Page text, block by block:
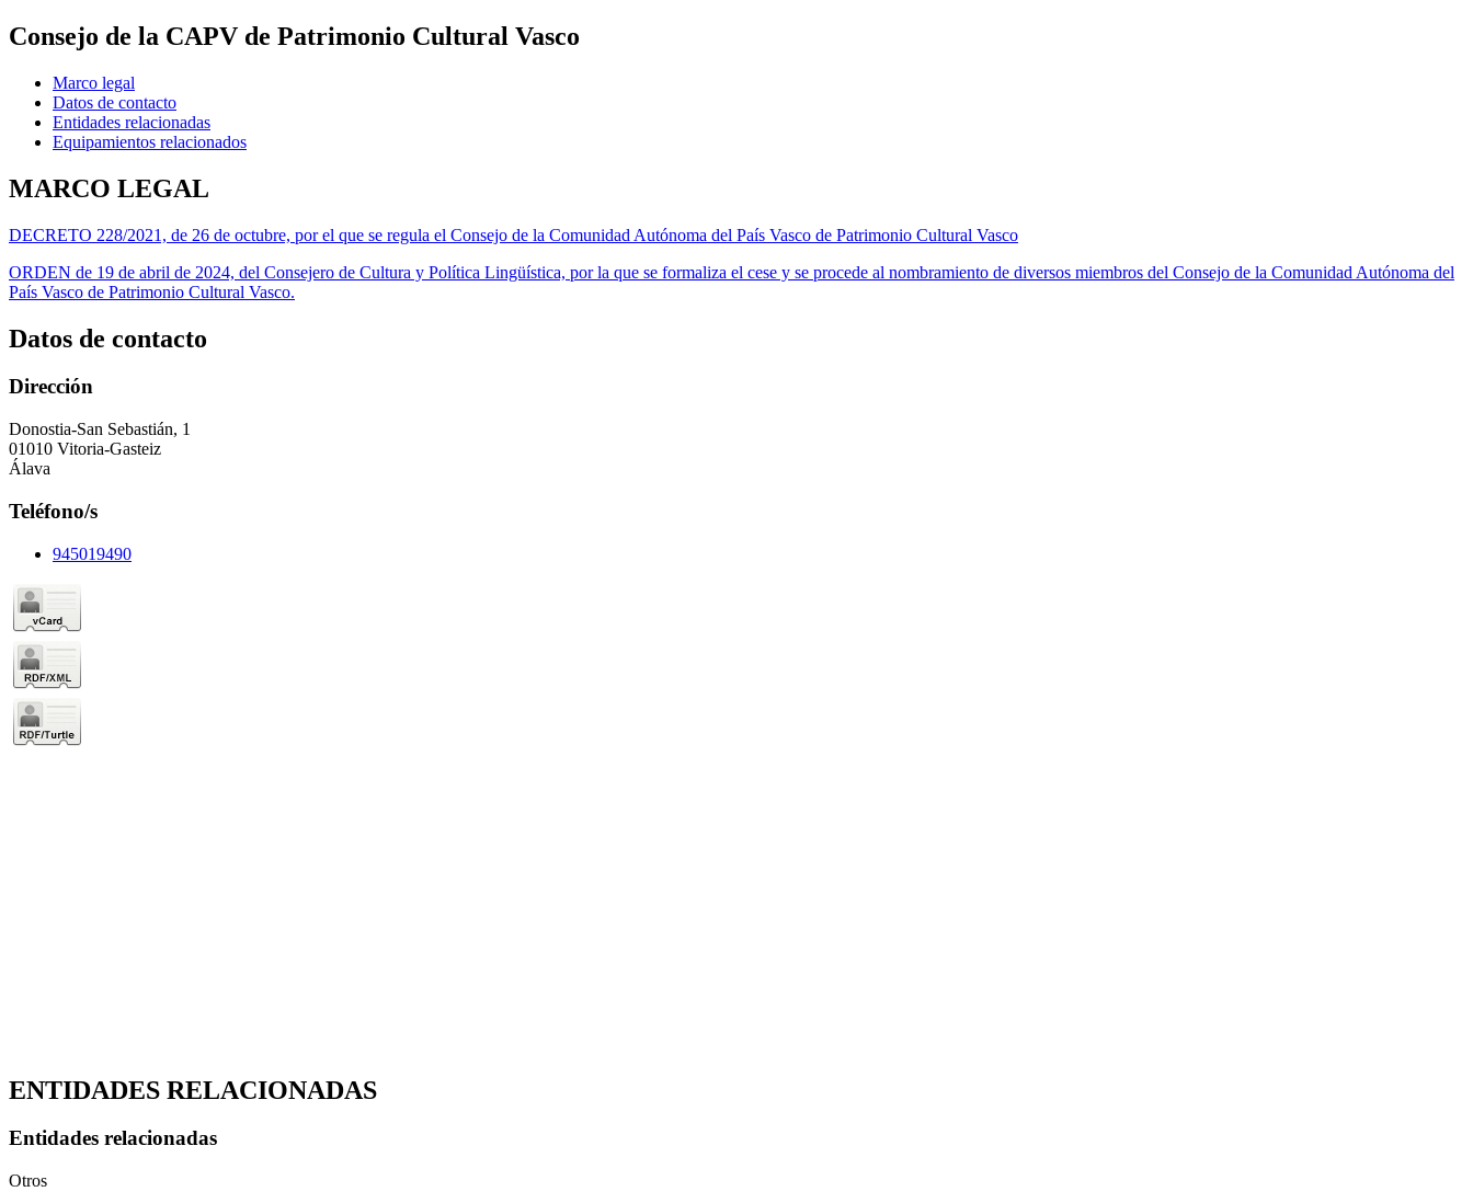
Consejo de la CAPV de Patrimonio Cultural Vasco
Marco legal
Datos de contacto
Entidades relacionadas
Equipamientos relacionados
MARCO LEGAL
DECRETO 228/2021, de 26 de octubre, por el que se regula el Consejo de la Comunidad Autónoma del País Vasco de Patrimonio Cultural Vasco
ORDEN de 19 de abril de 2024, del Consejero de Cultura y Política Lingüística, por la que se formaliza el cese y se procede al nombramiento de diversos miembros del Consejo de la Comunidad Autónoma del
País Vasco de Patrimonio Cultural Vasco.
Datos de contacto
Dirección
Donostia-San Sebastián, 1
01010 Vitoria-Gasteiz
Álava
Teléfono/s
945019490
ENTIDADES RELACIONADAS
Entidades relacionadas
Otros